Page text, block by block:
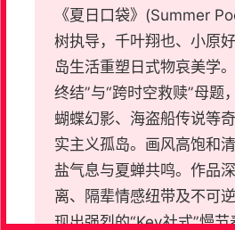
《夏日口袋》(Summer
树执导，千叶翔也、小原
岛生活重塑日式物哀美学
终结”与“跨时空救赎”母题
蝴蝶幻影、海盗船传说等
实主义孤岛。画风高饱和
盐气息与夏蝉共鸣。作品
离、隔辈情感纽带及不可
现出强烈的“Key社式”慢